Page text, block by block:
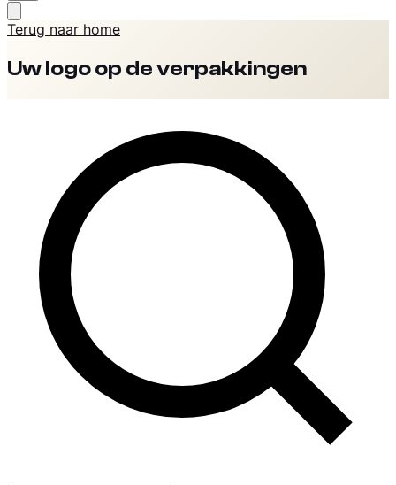
Terug naar home
Uw logo op de verpakkingen